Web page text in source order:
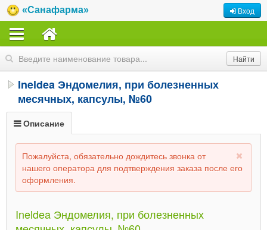
«Санафарма» Вход
Ineldea Эндомелия, при болезненных
месячных, капсулы, №60
Описание
Пожалуйста, обязательно дождитесь звонка от
нашего оператора для подтверждения заказа после его
оформления.
Ineldea Эндомелия, при болезненных